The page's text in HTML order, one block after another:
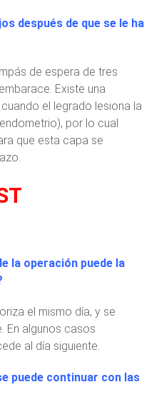
después de que se le ha
de espera de tres
Existe una
el legrado lesiona la
por lo cual
que esta capa se
la operación puede la
el mismo día, y se
En algunos casos
al día siguiente.
puede continuar con las